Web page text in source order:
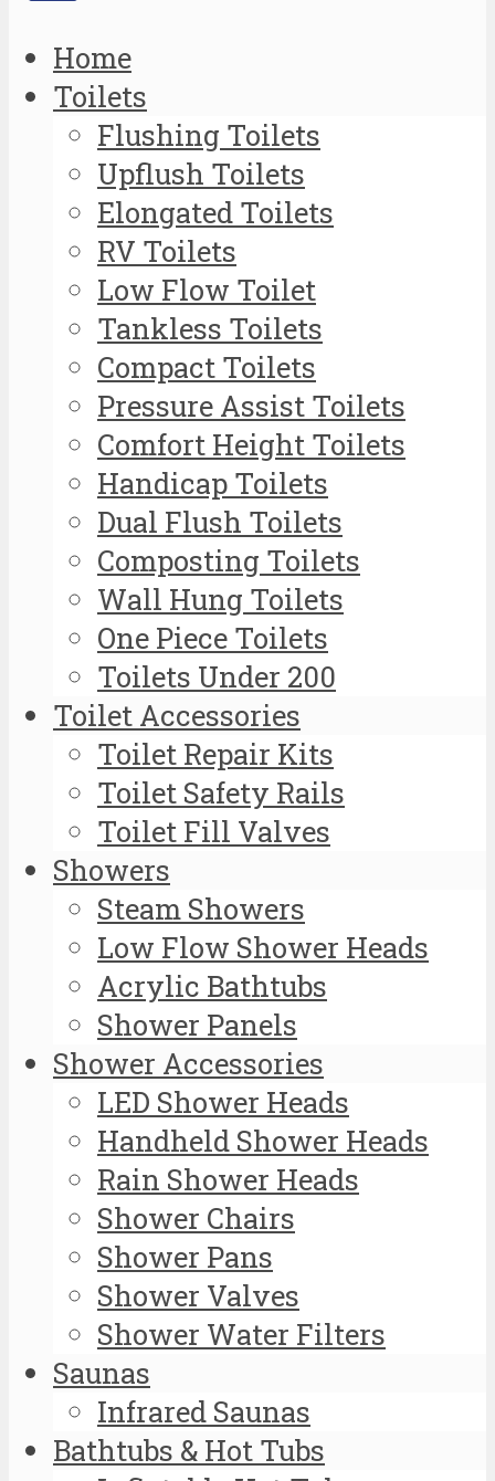
Home
Toilets
Flushing Toilets
Upflush Toilets
Elongated Toilets
RV Toilets
Low Flow Toilet
Tankless Toilets
Compact Toilets
Pressure Assist Toilets
Comfort Height Toilets
Handicap Toilets
Dual Flush Toilets
Composting Toilets
Wall Hung Toilets
One Piece Toilets
Toilets Under 200
Toilet Accessories
Toilet Repair Kits
Toilet Safety Rails
Toilet Fill Valves
Showers
Steam Showers
Low Flow Shower Heads
Acrylic Bathtubs
Shower Panels
Shower Accessories
LED Shower Heads
Handheld Shower Heads
Rain Shower Heads
Shower Chairs
Shower Pans
Shower Valves
Shower Water Filters
Saunas
Infrared Saunas
Bathtubs & Hot Tubs